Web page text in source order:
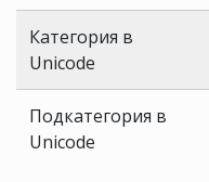
Категория в
Unicode
Подкатегория в
Unicode